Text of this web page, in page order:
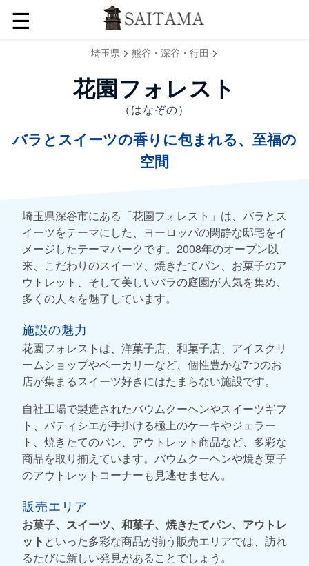
☰
埼玉県 > 熊谷・深谷・行田 >
花園フォレスト
（はなぞの）
バラとスイーツの香りに包まれる、至福の
空間
埼玉県深谷市にある「花園フォレスト」は、バラとス
イーツをテーマにした、ヨーロッパの閑静な邸宅をイ
メージしたテーマパークです。2008年のオープン以
来、こだわりのスイーツ、焼きたてパン、お菓子のア
ウトレット、そして美しいバラの庭園が人気を集め、
多くの人々を魅了しています。
施設の魅力
花園フォレストは、洋菓子店、和菓子店、アイスクリ
ームショップやベーカリーなど、個性豊かな7つのお
店が集まるスイーツ好きにはたまらない施設です。
自社工場で製造されたバウムクーヘンやスイーツギフ
ト、パティシエが手掛ける極上のケーキやジェラー
ト、焼きたてのパン、アウトレット商品など、多彩な
商品を取り揃えています。バウムクーヘンや焼き菓子
のアウトレットコーナーも見逃せません。
販売エリア
お菓子、スイーツ、和菓子、焼きたてパン、アウトレ
ット といった多彩な商品が揃う販売エリアでは、訪れ
るたびに新しい発見があることでしょう。